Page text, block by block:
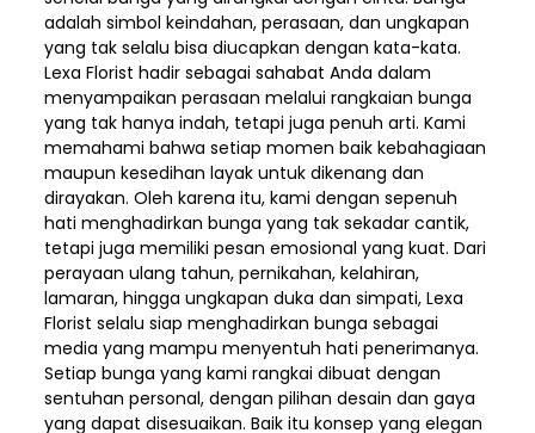
adalah simbol keindahan, perasaan, dan ungkapan
yang tak selalu bisa diucapkan dengan kata-kata.
Lexa Florist hadir sebagai sahabat Anda dalam
menyampaikan perasaan melalui rangkaian bunga
yang tak hanya indah, tetapi juga penuh arti. Kami
memahami bahwa setiap momen baik kebahagiaan
maupun kesedihan layak untuk dikenang dan
dirayakan. Oleh karena itu, kami dengan sepenuh
hati menghadirkan bunga yang tak sekadar cantik,
tetapi juga memiliki pesan emosional yang kuat. Dari
perayaan ulang tahun, pernikahan, kelahiran,
lamaran, hingga ungkapan duka dan simpati, Lexa
Florist selalu siap menghadirkan bunga sebagai
media yang mampu menyentuh hati penerimanya.
Setiap bunga yang kami rangkai dibuat dengan
sentuhan personal, dengan pilihan desain dan gaya
yang dapat disesuaikan. Baik itu konsep yang elegan